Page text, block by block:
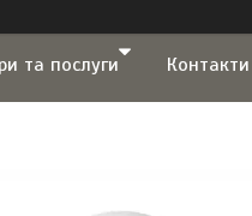
та послуги Контакти